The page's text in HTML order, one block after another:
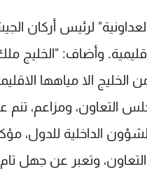
لرئيس أركان
وأضاف: "الخليج
الا مياهها
التعاون، ومزاعم، تنم
الداخلية للدول،
وتعبر عن جهل تام